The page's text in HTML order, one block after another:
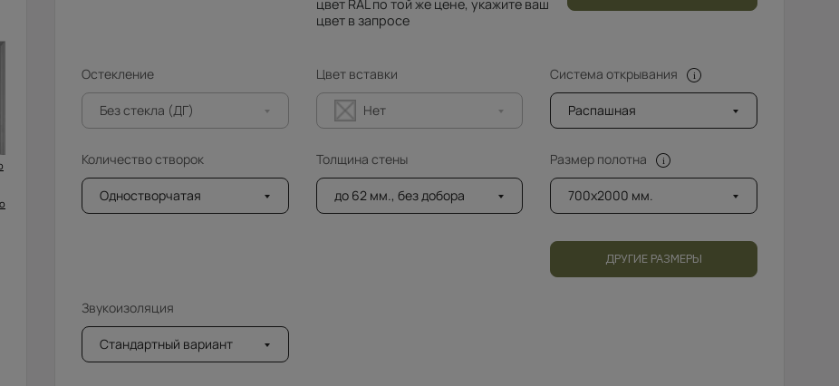
цвет RAL по той же цене, укажите ваш
цвет в запросе
Остекление
Без стекла (ДГ)
Цвет вставки
Нет
Система открывания
Распашная
Количество створок
Одностворчатая
Толщина стены
до 62 мм., без добора
Размер полотна
700x2000 мм.
ДРУГИЕ РАЗМЕРЫ
Звукоизоляция
Стандартный вариант